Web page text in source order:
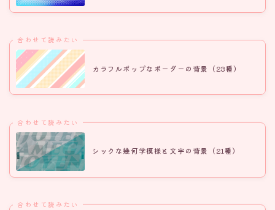
合わせて読みたい
カラフルポップなボーダーの背景（23種）
合わせて読みたい
シックな幾何学模様と文字の背景（21種）
合わせて読みたい